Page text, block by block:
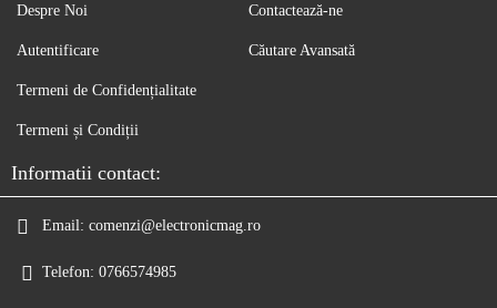
Despre Noi
Autentificare
Contactează-ne
Căutare Avansată
Termeni de Confidențialitate
Termeni și Condiții
Informatii contact:
Email: comenzi@electronicmag.ro
Telefon: 0766574985